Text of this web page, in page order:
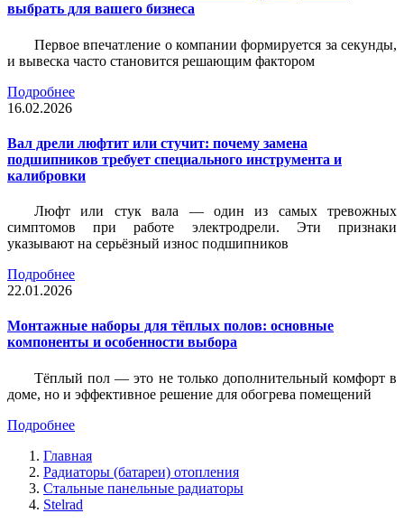
выбрать для вашего бизнеса
Первое впечатление о компании формируется за секунды,
и вывеска часто становится решающим фактором
Подробнее
16.02.2026
Вал дрели люфтит или стучит: почему замена
подшипников требует специального инструмента и
калибровки
Люфт или стук вала — один из самых тревожных
симптомов при работе электродрели. Эти признаки
указывают на серьёзный износ подшипников
Подробнее
22.01.2026
Монтажные наборы для тёплых полов: основные
компоненты и особенности выбора
Тёплый пол — это не только дополнительный комфорт в
доме, но и эффективное решение для обогрева помещений
Подробнее
Главная
Радиаторы (батареи) отопления
Стальные панельные радиаторы
Stelrad